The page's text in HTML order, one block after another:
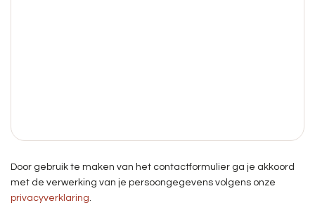
Door gebruik te maken van het contactformulier ga je akkoord
met de verwerking van je persoongegevens volgens onze
privacyverklaring.